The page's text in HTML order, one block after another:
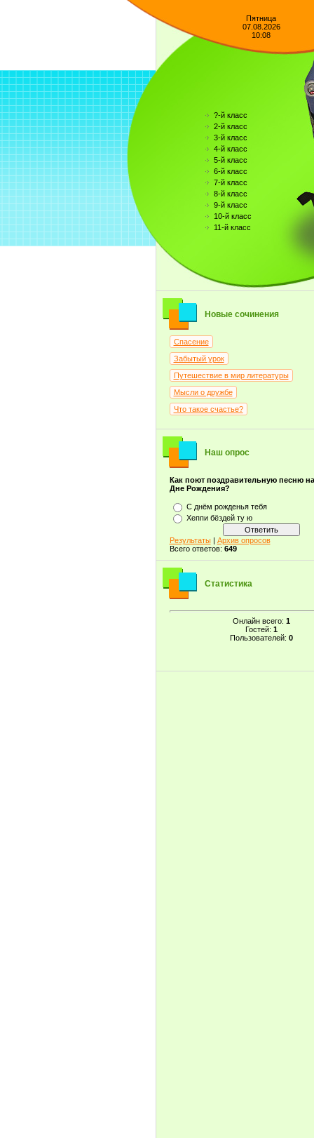
Пятница
07.08.2026
10:08
?-й класс
2-й класс
3-й класс
4-й класс
5-й класс
6-й класс
7-й класс
8-й класс
9-й класс
10-й класс
11-й класс
Новые сочинения
Спасение
Забытый урок
Путешествие в мир литературы
Мысли о дружбе
Что такое счастье?
Наш опрос
Как поют поздравительную песню
Дне Рождения?
С днём рожденья тебя
Хеппи бёздей ту ю
Результаты| Архив опросов
Всего ответов: 649
Статистика
Онлайн всего: 1
Гостей: 1
Пользователей: 0